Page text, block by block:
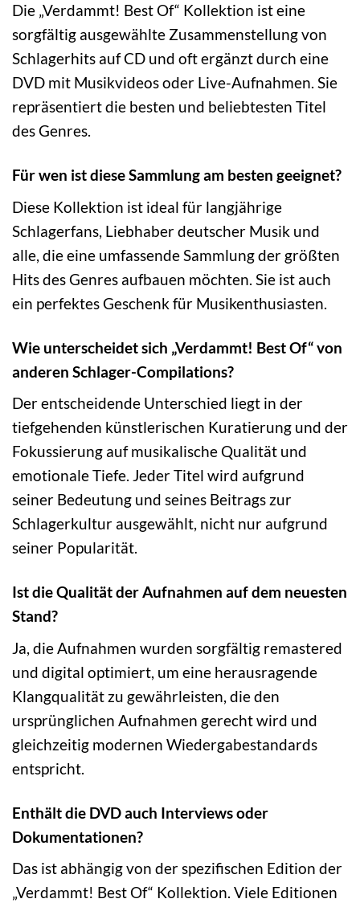
Die „Verdammt! Best Of“ Kollektion ist eine
sorgfältig ausgewählte Zusammenstellung von
Schlagerhits auf CD und oft ergänzt durch eine
DVD mit Musikvideos oder Live-Aufnahmen. Sie
repräsentiert die besten und beliebtesten Titel
des Genres.
Für wen ist diese Sammlung am besten geeignet?
Diese Kollektion ist ideal für langjährige
Schlagerfans, Liebhaber deutscher Musik und
alle, die eine umfassende Sammlung der größten
Hits des Genres aufbauen möchten. Sie ist auch
ein perfektes Geschenk für Musikenthusiasten.
Wie unterscheidet sich „Verdammt! Best Of“ von
anderen Schlager-Compilations?
Der entscheidende Unterschied liegt in der
tiefgehenden künstlerischen Kuratierung und der
Fokussierung auf musikalische Qualität und
emotionale Tiefe. Jeder Titel wird aufgrund
seiner Bedeutung und seines Beitrags zur
Schlagerkultur ausgewählt, nicht nur aufgrund
seiner Popularität.
Ist die Qualität der Aufnahmen auf dem neuesten
Stand?
Ja, die Aufnahmen wurden sorgfältig remastered
und digital optimiert, um eine herausragende
Klangqualität zu gewährleisten, die den
ursprünglichen Aufnahmen gerecht wird und
gleichzeitig modernen Wiedergabestandards
entspricht.
Enthält die DVD auch Interviews oder
Dokumentationen?
Das ist abhängig von der spezifischen Edition der
„Verdammt! Best Of“ Kollektion. Viele Editionen